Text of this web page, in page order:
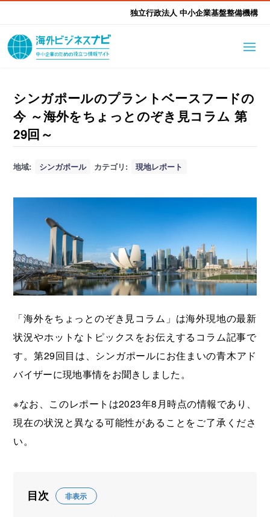
独立行政法人 中小企業基盤整備機構
海外ビジネスナビとは
はじめて海外
海外展開そもそも講座
海外出展 海外展示会ハン
ドブック
EUガイドブック
海外進出ノウハウ 現地レポート
進出・支援事例 調査レポート
アドバイザーリスト
本部・関東本部
東北本部 中部本部
北陸本部 近畿本部
中国本部 四国本部
九州本部 沖縄事務所
海外展開アドバイス支援 支援機関相談
海外展開支援メニュー 関係機関のリンク集
シンガポールのプラントベースフードの
今 ～海外をちょっとのぞき見コラム 第
29回～
地域: シンガポール カテゴリ: 現地レポート
「海外をちょっとのぞき見コラム」は海外現地の最新
状況やホットなトピックスをお伝えするコラム記事で
す。第29回目は、シンガポールにお住まいの青木アド
バイザーに現地事情をお聞きしました。
※なお、このレポートは2023年8月時点の情報であり、
現在の状況と異なる可能性があることをご了承くださ
い。
目次 非表示